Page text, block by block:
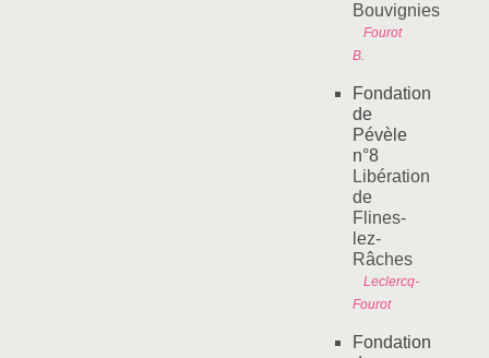
Bouvignies
Fourot
B.
Fondation
de
Pévèle
n°8
Libération
de
Flines-
lez-
Râches
Leclercq-
Fourot
Fondation